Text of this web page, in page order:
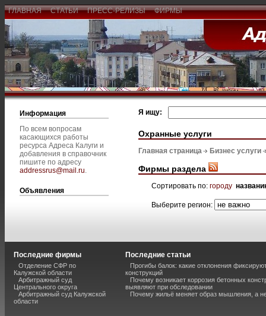
ГЛАВНАЯ СТАТЬИ ПРЕСС-РЕЛИЗЫ ФИРМЫ
Информация
По всем вопросам
касающихся работы
ресурса Адреса Калуги и
добавления в справочник
пишите по адресу
addressrus@mail.ru.
Объявления
Я ищу:
Охранные услуги
Главная страница Бизнес услуги
Фирмы раздела
Сортировать по: городу
Выберите регион:
Последние фирмы
Отделение СФР по
Калужской области
Арбитражный суд
Центрального округа
Арбитражный суд Калужской
области
Последние статьи
Прогибы балок: какие отклонения
конструкций
Почему возникает коррозия бетонных
выявляют при обследовании
Почему жильё меняет образ мышления, а